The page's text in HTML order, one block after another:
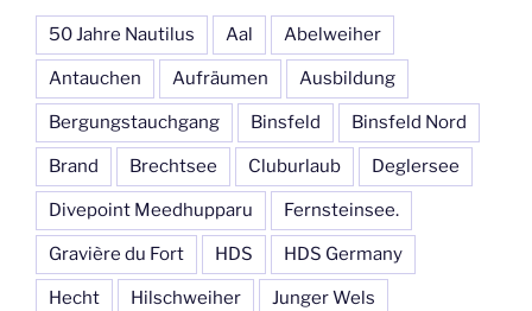
50 Jahre Nautilus Aal Abelweiher
Antauchen Aufräumen Ausbildung
Bergungstauchgang Binsfeld Binsfeld Nord
Brand Brechtsee Cluburlaub Deglersee
Divepoint Meedhupparu Fernsteinsee.
Gravière du Fort HDS HDS Germany
Hecht Hilschweiher Junger Wels